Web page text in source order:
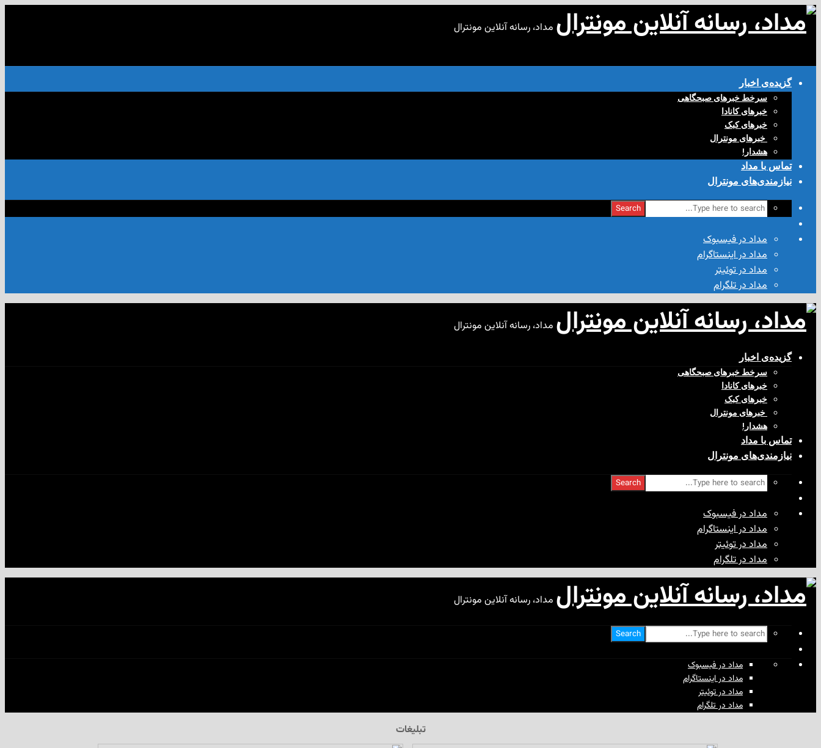
مداد، رسانه آنلاین مونترال
گزیده‌ی‌ اخبار
سرخط خبرهای صبحگاهی
خبرهای کانادا
خبرهای کبک
‌ خبرهای مونترال
هشدار!
تماس با مداد
نیازمندی‌های مونترال
Search
مداد در فیسبوک
مداد در اینستاگرام
مداد در توئیتر
مداد در تلگرام
مداد، رسانه آنلاین مونترال
گزیده‌ی‌ اخبار
سرخط خبرهای صبحگاهی
خبرهای کانادا
خبرهای کبک
‌ خبرهای مونترال
هشدار!
تماس با مداد
نیازمندی‌های مونترال
Search
مداد در فیسبوک
مداد در اینستاگرام
مداد در توئیتر
مداد در تلگرام
مداد، رسانه آنلاین مونترال
Search
مداد در فیسبوک
مداد در اینستاگرام
مداد در توئیتر
مداد در تلگرام
تبلیغات